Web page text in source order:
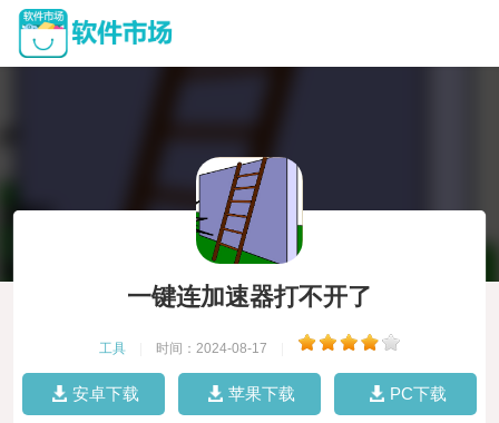
一键连加速器打不开了
工具 时间：2024-08-17
安卓下载 苹果下载 PC下载